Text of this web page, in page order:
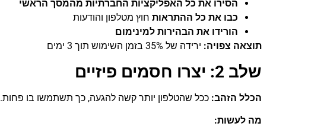
הסירו את כל האפליקציות החברתיות מהמסך הראשי
כבו את כל ההתראות חוץ מטלפון והודעות
הורידו את הבהירות למינימום
תוצאה צפויה: ירידה של 35% בזמן השימוש תוך 3 ימים
שלב 2: יצרו חסמים פיזיים
הכלל הזהב: ככל שהטלפון יותר קשה להגעה, כך תשתמשו בו פחות.
מה לעשות: